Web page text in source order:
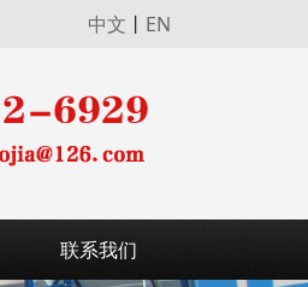
中文 丨 EN
联系我们